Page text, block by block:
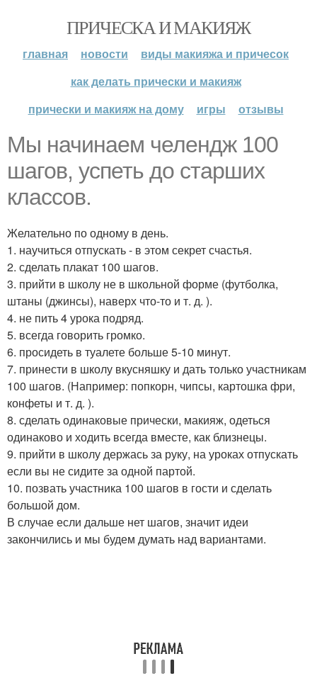
ПРИЧЕСКА И МАКИЯЖ
главная новости
виды макияжа и причесок
как делать прически и макияж
прически и макияж на дому
игры отзывы
Мы начинаем челендж 100
шагов, успеть до старших
классов.
Желательно по одному в день.
1. научиться отпускать - в этом секрет счастья.
2. сделать плакат 100 шагов.
3. прийти в школу не в школьной форме (футболка,
штаны (джинсы), наверх что-то и т. д. ).
4. не пить 4 урока подряд.
5. всегда говорить громко.
6. просидеть в туалете больше 5-10 минут.
7. принести в школу вкусняшку и дать только участникам
100 шагов. (Например: попкорн, чипсы, картошка фри,
конфеты и т. д. ).
8. сделать одинаковые прически, макияж, одеться
одинаково и ходить всегда вместе, как близнецы.
9. прийти в школу держась за руку, на уроках отпускать
если вы не сидите за одной партой.
10. позвать участника 100 шагов в гости и сделать
большой дом.
В случае если дальше нет шагов, значит идеи
закончились и мы будем думать над вариантами.